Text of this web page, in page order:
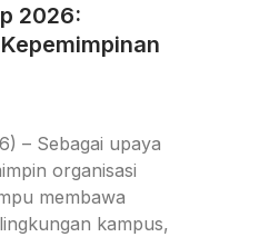
2026:
– Sebagai upaya
organisasi
membawa
kampus,